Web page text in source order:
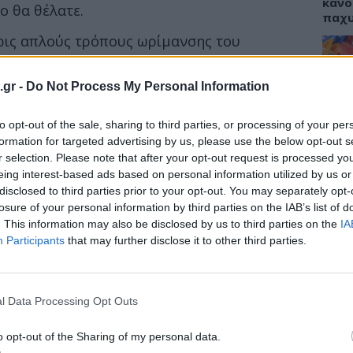
- Do Not Process My Personal Information
opt-out of the sale, sharing to third parties, or processing of your
for targeted advertising by us, please use the below opt-out
selection. Please note that after your opt-out request is processed
interest-based ads based on personal information utilized by us
to third parties prior to your opt-out. You may separately
of your personal information by third parties on the IAB’s list of
This information may also be disclosed by us to third parties on the
Participants that may further disclose it to other third parties.
Data Processing Opt Outs
opt-out of the Sharing of my personal data.
θα θέλατε.
απλούς τρόπους ωρίμανσης του
έναν κοινό μύθο ωρίμανσης.
δέντρο, παρά μόνο μόνο μετά τη
δείχνουν ότι το αβοκάντο μπορεί να
χωρίς να ωριμάσει.
ΙΣΑ: